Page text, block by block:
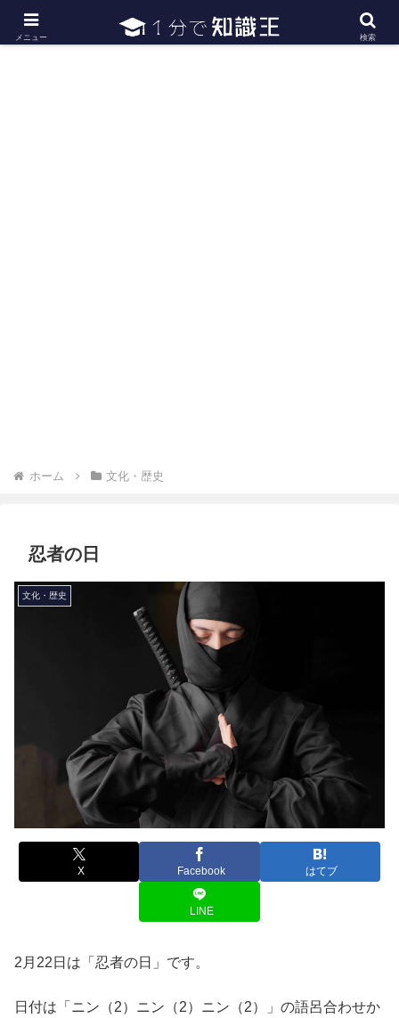
日常で必要な常識・知識や雑学・豆知識を幅広く紹介
ホーム 文化・歴史
忍者の日
文化・歴史
X Facebook はてブ
LINE
2月22日は「忍者の日」です。
日付は「ニン（2）ニン（2）ニン（2）」の語呂合わせか
メニュー 検索